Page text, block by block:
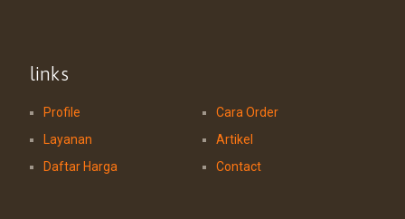
links
Profile
Layanan
Daftar Harga
Cara Order
Artikel
Contact